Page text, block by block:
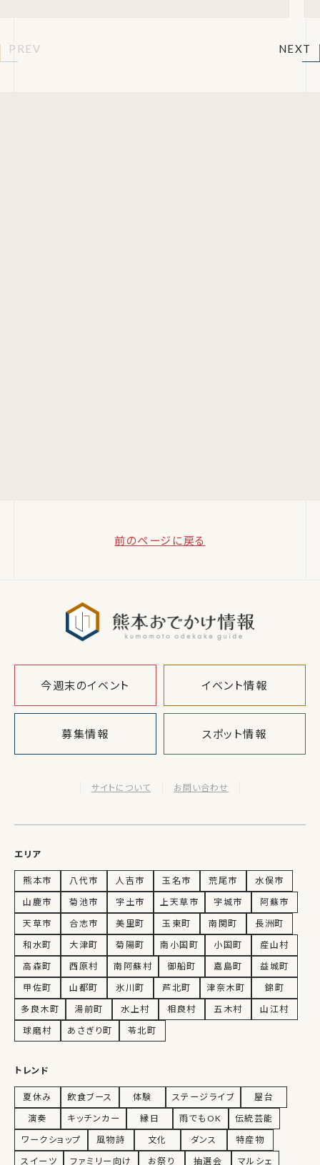
PREV NEXT
前のページに戻る
今週末のイベント イベント情報
募集情報 スポット情報
サイトについて お問い合わせ
エリア
熊本市 八代市 人吉市 玉名市 荒尾市
水俣市
山鹿市
菊池市 宇土市 上天草市 宇城市
阿蘇市
天草市
合志市 美里町 玉東町 南関町
長洲町
和水町
大津町 菊陽町 南小国町 小国町
産山村
高森町
西原村 南阿蘇村 御船町 嘉島町
益城町
甲佐町
山都町 氷川町 芦北町 津奈木町
錦町
多良木町
湯前町 水上村 相良村 五木村
山江村
球磨村
あさぎり町 苓北町
トレンド
夏休み 飲食ブース 体験 ステージライブ
屋台
演奏
キッチンカー 縁日 雨でもOK
伝統芸能
ワークショップ
風物詩 文化 ダンス
特産物
スイーツ
ファミリー向け お祭り 抽選会 マルシェ